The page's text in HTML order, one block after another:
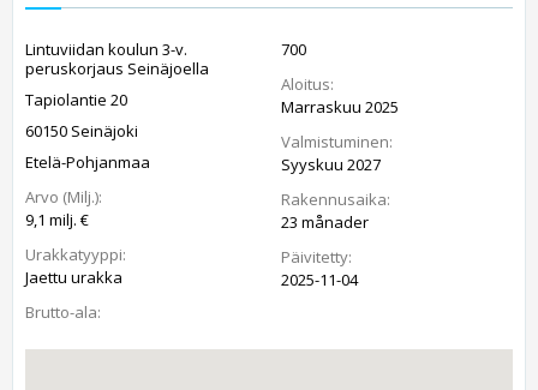
Lintuviidan koulun 3-v.
peruskorjaus Seinäjoella
Tapiolantie 20
60150 Seinäjoki
Etelä-Pohjanmaa
Arvo (Milj.):
9,1 milj. €
Urakkatyyppi:
Jaettu urakka
Brutto-ala:
700
Aloitus:
Marraskuu 2025
Valmistuminen:
Syyskuu 2027
Rakennusaika:
23 månader
Päivitetty:
2025-11-04